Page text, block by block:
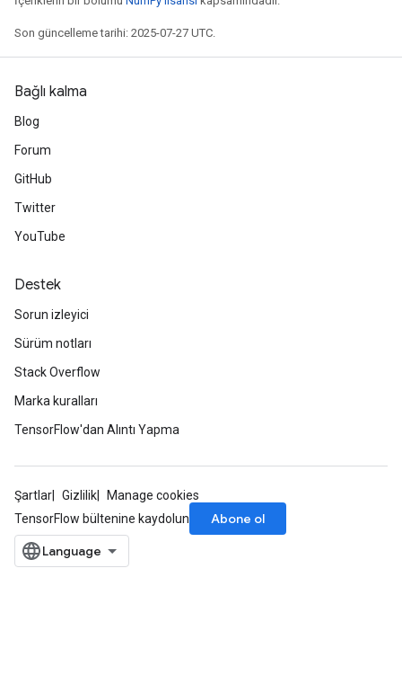
Son güncelleme tarihi: 2025-07-27 UTC.
Bağlı kalma
Blog
Forum
GitHub
Twitter
YouTube
Destek
Sorun izleyici
Sürüm notları
Stack Overflow
Marka kuralları
TensorFlow'dan Alıntı Yapma
Şartlar Gizlilik
Manage cookies
TensorFlow bültenine kaydolun
Abone ol